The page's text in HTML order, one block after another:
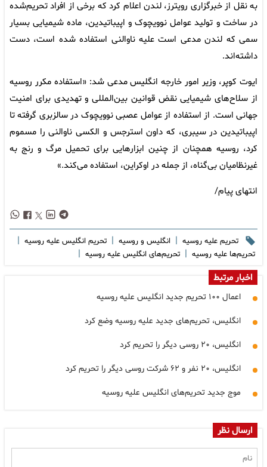
به نقل از خبرگزاری رویترز، لندن اعلام کرد که برخی از افراد تحریم‌شده
در ساخت و تولید عوامل نوویچوک و اپیباتیدین، ماده شیمیایی بسیار
سمی که لندن مدعی است علیه ناوالنی استفاده شده است، دست
داشته‌اند.
ایوت کوپر، وزیر امور خارجه انگلیس مدعی شد: «استفاده مکرر روسیه
از سلاح‌های شیمیایی نقض قوانین بین‌المللی و تهدیدی برای امنیت
جهانی است. از استفاده از عوامل عصبی نوویچوک در سالزبری گرفته تا
اپیباتیدین در سیبری، که داون استرجس و الکسی ناوالنی را مسموم
کرد، روسیه همچنان از چنین ابزارهایی برای تحمیل مرگ و رنج به
غیرنظامیان بی‌گناه، از جمله در اوکراین، استفاده می‌کند.»
انتهای پیام/
تحریم علیه روسیه | انگلیس و روسیه | تحریم انگلیس علیه روسیه |
تحریم‌ها علیه روسیه | تحریم‌های انگلیس علیه روسیه |
اخبار مرتبط
اعمال ۱۰۰ تحریم جدید انگلیس علیه روسیه
انگلیس، تحریم‌های جدید علیه روسیه وضع کرد
انگلیس، ۲۰ روسی دیگر را تحریم کرد
انگلیس، ۲۰ نفر و ۶۲ شرکت روسی دیگر را تحریم کرد
موج جدید تحریم‌های انگلیس علیه روسیه
ارسال نظر